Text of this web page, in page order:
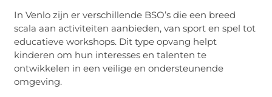
In Venlo zijn er verschillende BSO’s die een breed
scala aan activiteiten aanbieden, van sport en spel tot
educatieve workshops. Dit type opvang helpt
kinderen om hun interesses en talenten te
ontwikkelen in een veilige en ondersteunende
omgeving.